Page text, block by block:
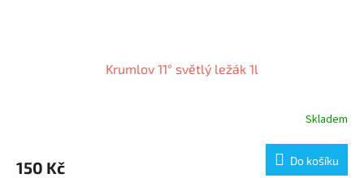
Krumlov 11° světlý ležák 1l
Skladem
150 Kč Do košíku